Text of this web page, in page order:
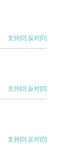
支持[0] 反对[0]
支持[0] 反对[0]
支持[0] 反对[0]